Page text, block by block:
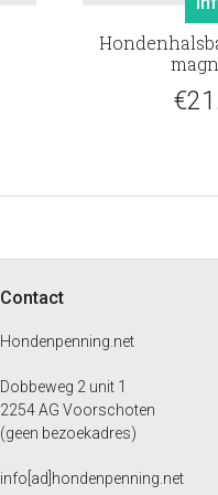
€
Contact
Hondenpenning.net
Dobbeweg 2 unit 1
2254 AG Voorschoten
(geen bezoekadres)
info[ad]hondenpenning.net